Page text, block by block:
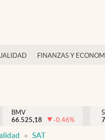
FINANZAS Y
BMV
66.525,18
-0.46%
SAT